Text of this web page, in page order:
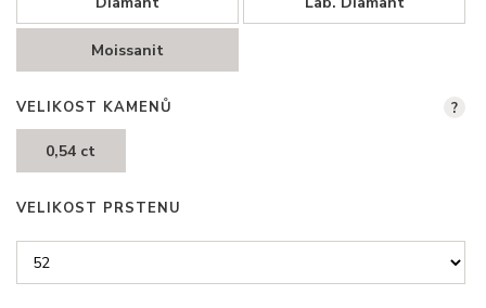
Moissanit
VELIKOST KAMENŮ
0,54 ct
?
VELIKOST PRSTENU